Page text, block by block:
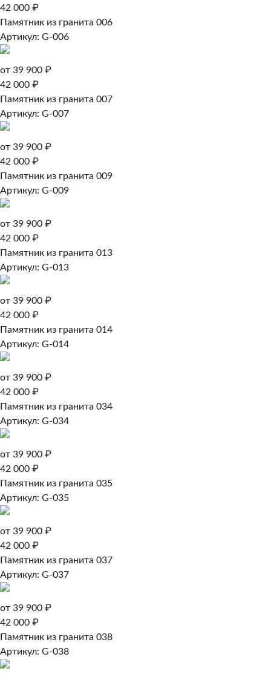
42 000 ₽
Памятник из гранита 006
Артикул: G-006
от 39 900 ₽
42 000 ₽
Памятник из гранита 007
Артикул: G-007
от 39 900 ₽
42 000 ₽
Памятник из гранита 009
Артикул: G-009
от 39 900 ₽
42 000 ₽
Памятник из гранита 013
Артикул: G-013
от 39 900 ₽
42 000 ₽
Памятник из гранита 014
Артикул: G-014
от 39 900 ₽
42 000 ₽
Памятник из гранита 034
Артикул: G-034
от 39 900 ₽
42 000 ₽
Памятник из гранита 035
Артикул: G-035
от 39 900 ₽
42 000 ₽
Памятник из гранита 037
Артикул: G-037
от 39 900 ₽
42 000 ₽
Памятник из гранита 038
Артикул: G-038